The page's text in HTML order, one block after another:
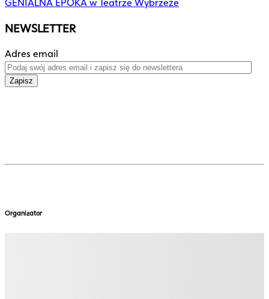
GENIALNA EPOKA w Teatrze Wybrzeże
NEWSLETTER
Adres email
Zapisz
Organizator